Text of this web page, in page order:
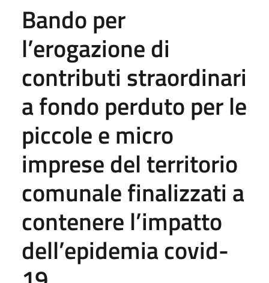
Bando per
l’erogazione di
contributi straordinari
a fondo perduto per le
piccole e micro
imprese del territorio
comunale finalizzati a
contenere l’impatto
dell’epidemia covid-